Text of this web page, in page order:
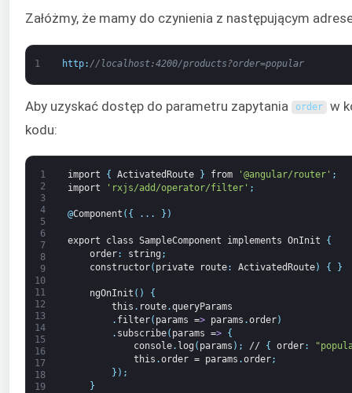
Załóżmy, że mamy do czynienia z następującym
1 http: //localhost:4200/products?order=popular
Aby uzyskać dostęp do parametru zapytania order w
kodu:
1
2
3
4
5
6
7
8
9
10
11
12
13
14
15
16
17
18
19
import { ActivatedRoute } from '@angular/router' ;
import
'rxjs/add/operator/filter' ;
@Component ( { . . . } )
export class SampleComponent implements OnInit
{
order: string ;
constructor( private route: ActivatedRoute) { }
ngOnInit ( )
{
this . route.queryParams
. filter( params => params .order)
. subscribe( params =>
{
console. log ( params ) ; // { order:
this .order = params .order;
} ) ;
}